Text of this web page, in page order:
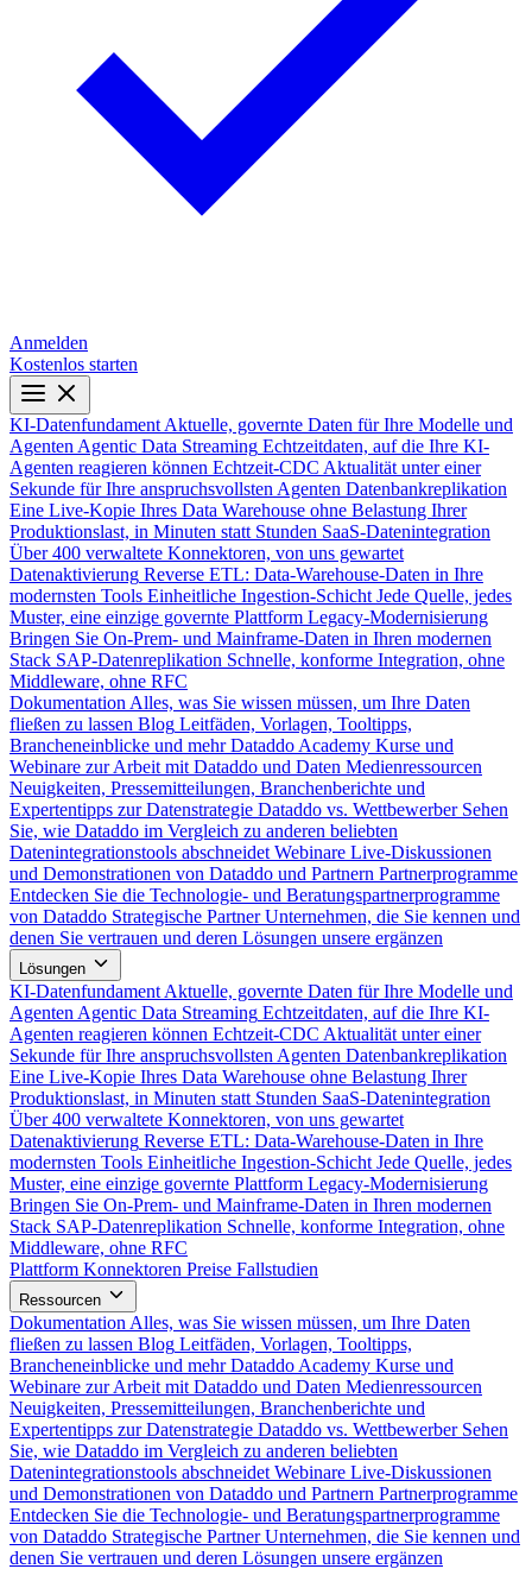
Anmelden
Kostenlos starten
KI-Datenfundament Aktuelle, governte Daten für Ihre Modelle und
Agenten Agentic Data Streaming Echtzeitdaten, auf die Ihre KI-
Agenten reagieren können Echtzeit-CDC Aktualität unter einer
Sekunde für Ihre anspruchsvollsten Agenten Datenbankreplikation
Eine Live-Kopie Ihres Data Warehouse ohne Belastung Ihrer
Produktionslast, in Minuten statt Stunden SaaS-Datenintegration
Über 400 verwaltete Konnektoren, von uns gewartet
Datenaktivierung Reverse ETL: Data-Warehouse-Daten in Ihre
modernsten Tools Einheitliche Ingestion-Schicht Jede Quelle, jedes
Muster, eine einzige governte Plattform Legacy-Modernisierung
Bringen Sie On-Prem- und Mainframe-Daten in Ihren modernen
Stack SAP-Datenreplikation Schnelle, konforme Integration, ohne
Middleware, ohne RFC
Dokumentation Alles, was Sie wissen müssen, um Ihre Daten
fließen zu lassen Blog Leitfäden, Vorlagen, Tooltipps,
Brancheneinblicke und mehr Dataddo Academy Kurse und
Webinare zur Arbeit mit Dataddo und Daten Medienressourcen
Neuigkeiten, Pressemitteilungen, Branchenberichte und
Expertentipps zur Datenstrategie Dataddo vs. Wettbewerber Sehen
Sie, wie Dataddo im Vergleich zu anderen beliebten
Datenintegrationstools abschneidet Webinare Live-Diskussionen
und Demonstrationen von Dataddo und Partnern Partnerprogramme
Entdecken Sie die Technologie- und Beratungspartnerprogramme
von Dataddo Strategische Partner Unternehmen, die Sie kennen und
denen Sie vertrauen und deren Lösungen unsere ergänzen
Lösungen
KI-Datenfundament Aktuelle, governte Daten für Ihre Modelle und
Agenten Agentic Data Streaming Echtzeitdaten, auf die Ihre KI-
Agenten reagieren können Echtzeit-CDC Aktualität unter einer
Sekunde für Ihre anspruchsvollsten Agenten Datenbankreplikation
Eine Live-Kopie Ihres Data Warehouse ohne Belastung Ihrer
Produktionslast, in Minuten statt Stunden SaaS-Datenintegration
Über 400 verwaltete Konnektoren, von uns gewartet
Datenaktivierung Reverse ETL: Data-Warehouse-Daten in Ihre
modernsten Tools Einheitliche Ingestion-Schicht Jede Quelle, jedes
Muster, eine einzige governte Plattform Legacy-Modernisierung
Bringen Sie On-Prem- und Mainframe-Daten in Ihren modernen
Stack SAP-Datenreplikation Schnelle, konforme Integration, ohne
Middleware, ohne RFC
Plattform Konnektoren Preise Fallstudien
Ressourcen
Dokumentation Alles, was Sie wissen müssen, um Ihre Daten
fließen zu lassen Blog Leitfäden, Vorlagen, Tooltipps,
Brancheneinblicke und mehr Dataddo Academy Kurse und
Webinare zur Arbeit mit Dataddo und Daten Medienressourcen
Neuigkeiten, Pressemitteilungen, Branchenberichte und
Expertentipps zur Datenstrategie Dataddo vs. Wettbewerber Sehen
Sie, wie Dataddo im Vergleich zu anderen beliebten
Datenintegrationstools abschneidet Webinare Live-Diskussionen
und Demonstrationen von Dataddo und Partnern Partnerprogramme
Entdecken Sie die Technologie- und Beratungspartnerprogramme
von Dataddo Strategische Partner Unternehmen, die Sie kennen und
denen Sie vertrauen und deren Lösungen unsere ergänzen